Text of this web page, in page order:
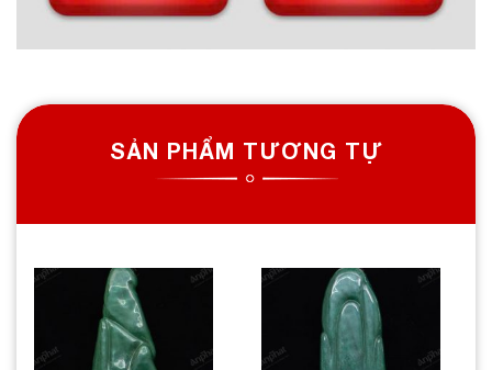
SẢN PHẨM TƯƠNG TỰ